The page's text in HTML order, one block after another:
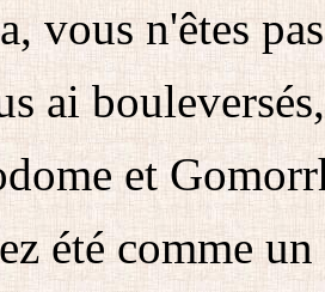
vous n'êtes
ai bouleversés,
et
été comme